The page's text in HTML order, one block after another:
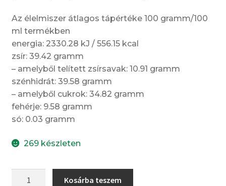
Az élelmiszer átlagos tápértéke 100 gramm/100
ml termékben
energia: 2330.28 kJ / 556.15 kcal
zsír: 39.42 gramm
– amelyből telített zsírsavak: 10.91 gramm
szénhidrát: 39.58 gramm
– amelyből cukrok: 34.82 gramm
fehérje: 9.58 gramm
só: 0.03 gramm
269 készleten
Kosárba teszem